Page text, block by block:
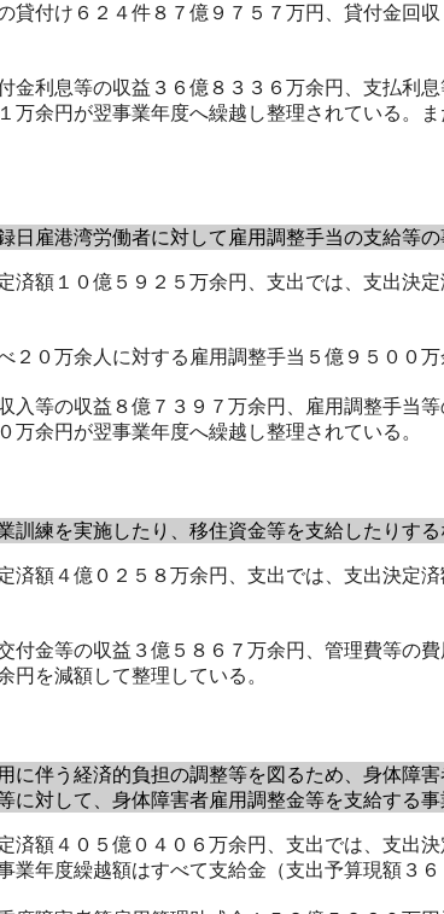
付け６２４件８７億９７５７万円、貸付金回
利息等の収益３６億８３３６万余円、支払利
余円が翌事業年度へ繰越し整理されている。
雇港湾労働者に対して雇用調整手当の支給等の
額１０億５９２５万余円、支出では、支出決
０万余人に対する雇用調整手当５億９５００万
等の収益８億７３９７万余円、雇用調整手当
余円が翌事業年度へ繰越し整理されている。
練を実施したり、移住資金等を支給したりする
額４億０２５８万余円、支出では、支出決定
金等の収益３億５８６７万余円、管理費等の
円を減額して整理している。
伴う経済的負担の調整等を図るため、身体障
対して、身体障害者雇用調整金等を支給する事
額４０５億０４０６万余円、支出では、支出
年度繰越額はすべて支給金（支出予算現額３６